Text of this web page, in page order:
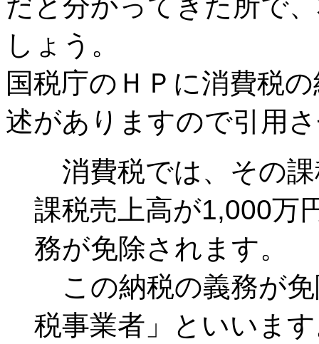
しょう。
国税庁のＨＰに消費税
述がありますので引用
消費税では、その
課税売上高が1,000万
務が免除されます。
この納税の義務が免
税事業者」といいま